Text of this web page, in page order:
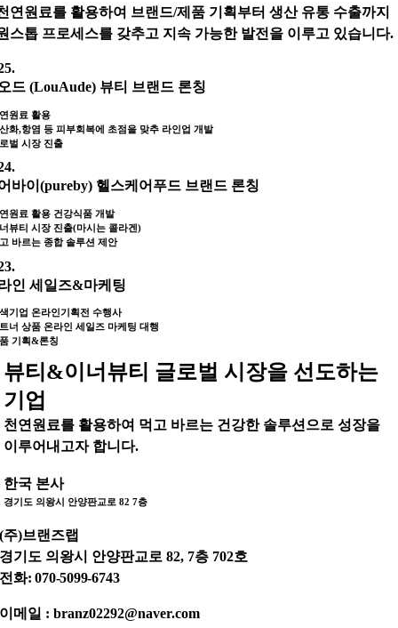
연원료를 활용하여 브랜드/제품 기획부터 생산 유통 수출까지
스톱 프로세스를 갖추고 지속 가능한 발전을 이루고 있습니다.
드 (LouAude) 뷰티 브랜드 론칭
원료 활용
화,항염 등 피부회복에 초점을 맞추 라인업 개발
벌 시장 진출
바이(pureby) 헬스케어푸드 브랜드 론칭
원료 활용 건강식품 개발
뷰티 시장 진출(마시는 콜라겐)
바르는 종합 솔루션 제안
인 세일즈&마케팅
기업 온라인기획전 수행사
너 상품 온라인 세일즈 마케팅 대행
기획&론칭
뷰티&이너뷰티 글로벌 시장을 선도하는
기업
천연원료를 활용하여 먹고 바르는 건강한 솔루션으로 성장을
이루어내고자 합니다.
한국 본사
경기도 의왕시 안양판교로 82 7층
(주)브랜즈랩
경기도 의왕시 안양판교로 82, 7층 702호
전화: 070-5099-6743
이메일 : branz02292@naver.com